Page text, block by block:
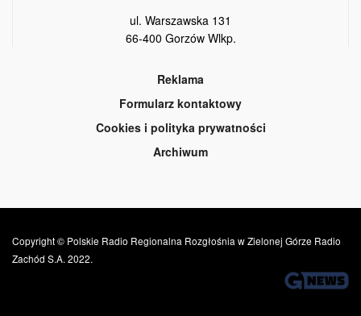
ul. Warszawska 131
66-400 Gorzów Wlkp.
Reklama
Formularz kontaktowy
Cookies i polityka prywatności
Archiwum
Copyright © Polskie Radio Regionalna Rozgłośnia w Zielonej Górze Radio
Zachód S.A. 2022.